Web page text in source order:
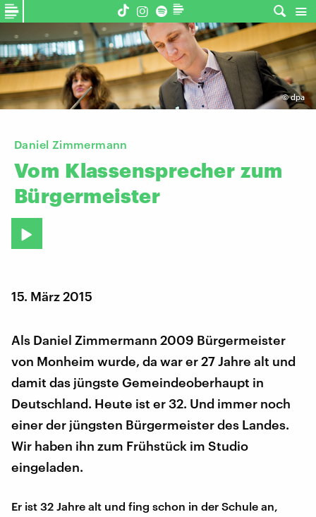
©dpa
Daniel Zimmermann
Vom Klassensprecher zum
Bürgermeister
15. März 2015
Als Daniel Zimmermann 2009 Bürgermeister
von Monheim wurde, da war er 27 Jahre alt und
damit das jüngste Gemeindeoberhaupt in
Deutschland. Heute ist er 32. Und immer noch
einer der jüngsten Bürgermeister des Landes.
Wir haben ihn zum Frühstück im Studio
eingeladen.
Er ist 32 Jahre alt und fing schon in der Schule an,